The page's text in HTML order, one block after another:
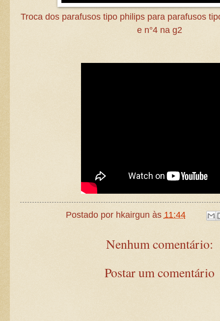
Troca dos parafusos tipo philips para parafusos
e n°4 na g2
Postado por hkairgun às 11:44
Nenhum comentário:
Postar um comentário